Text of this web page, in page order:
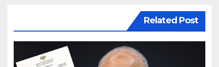
Related Post